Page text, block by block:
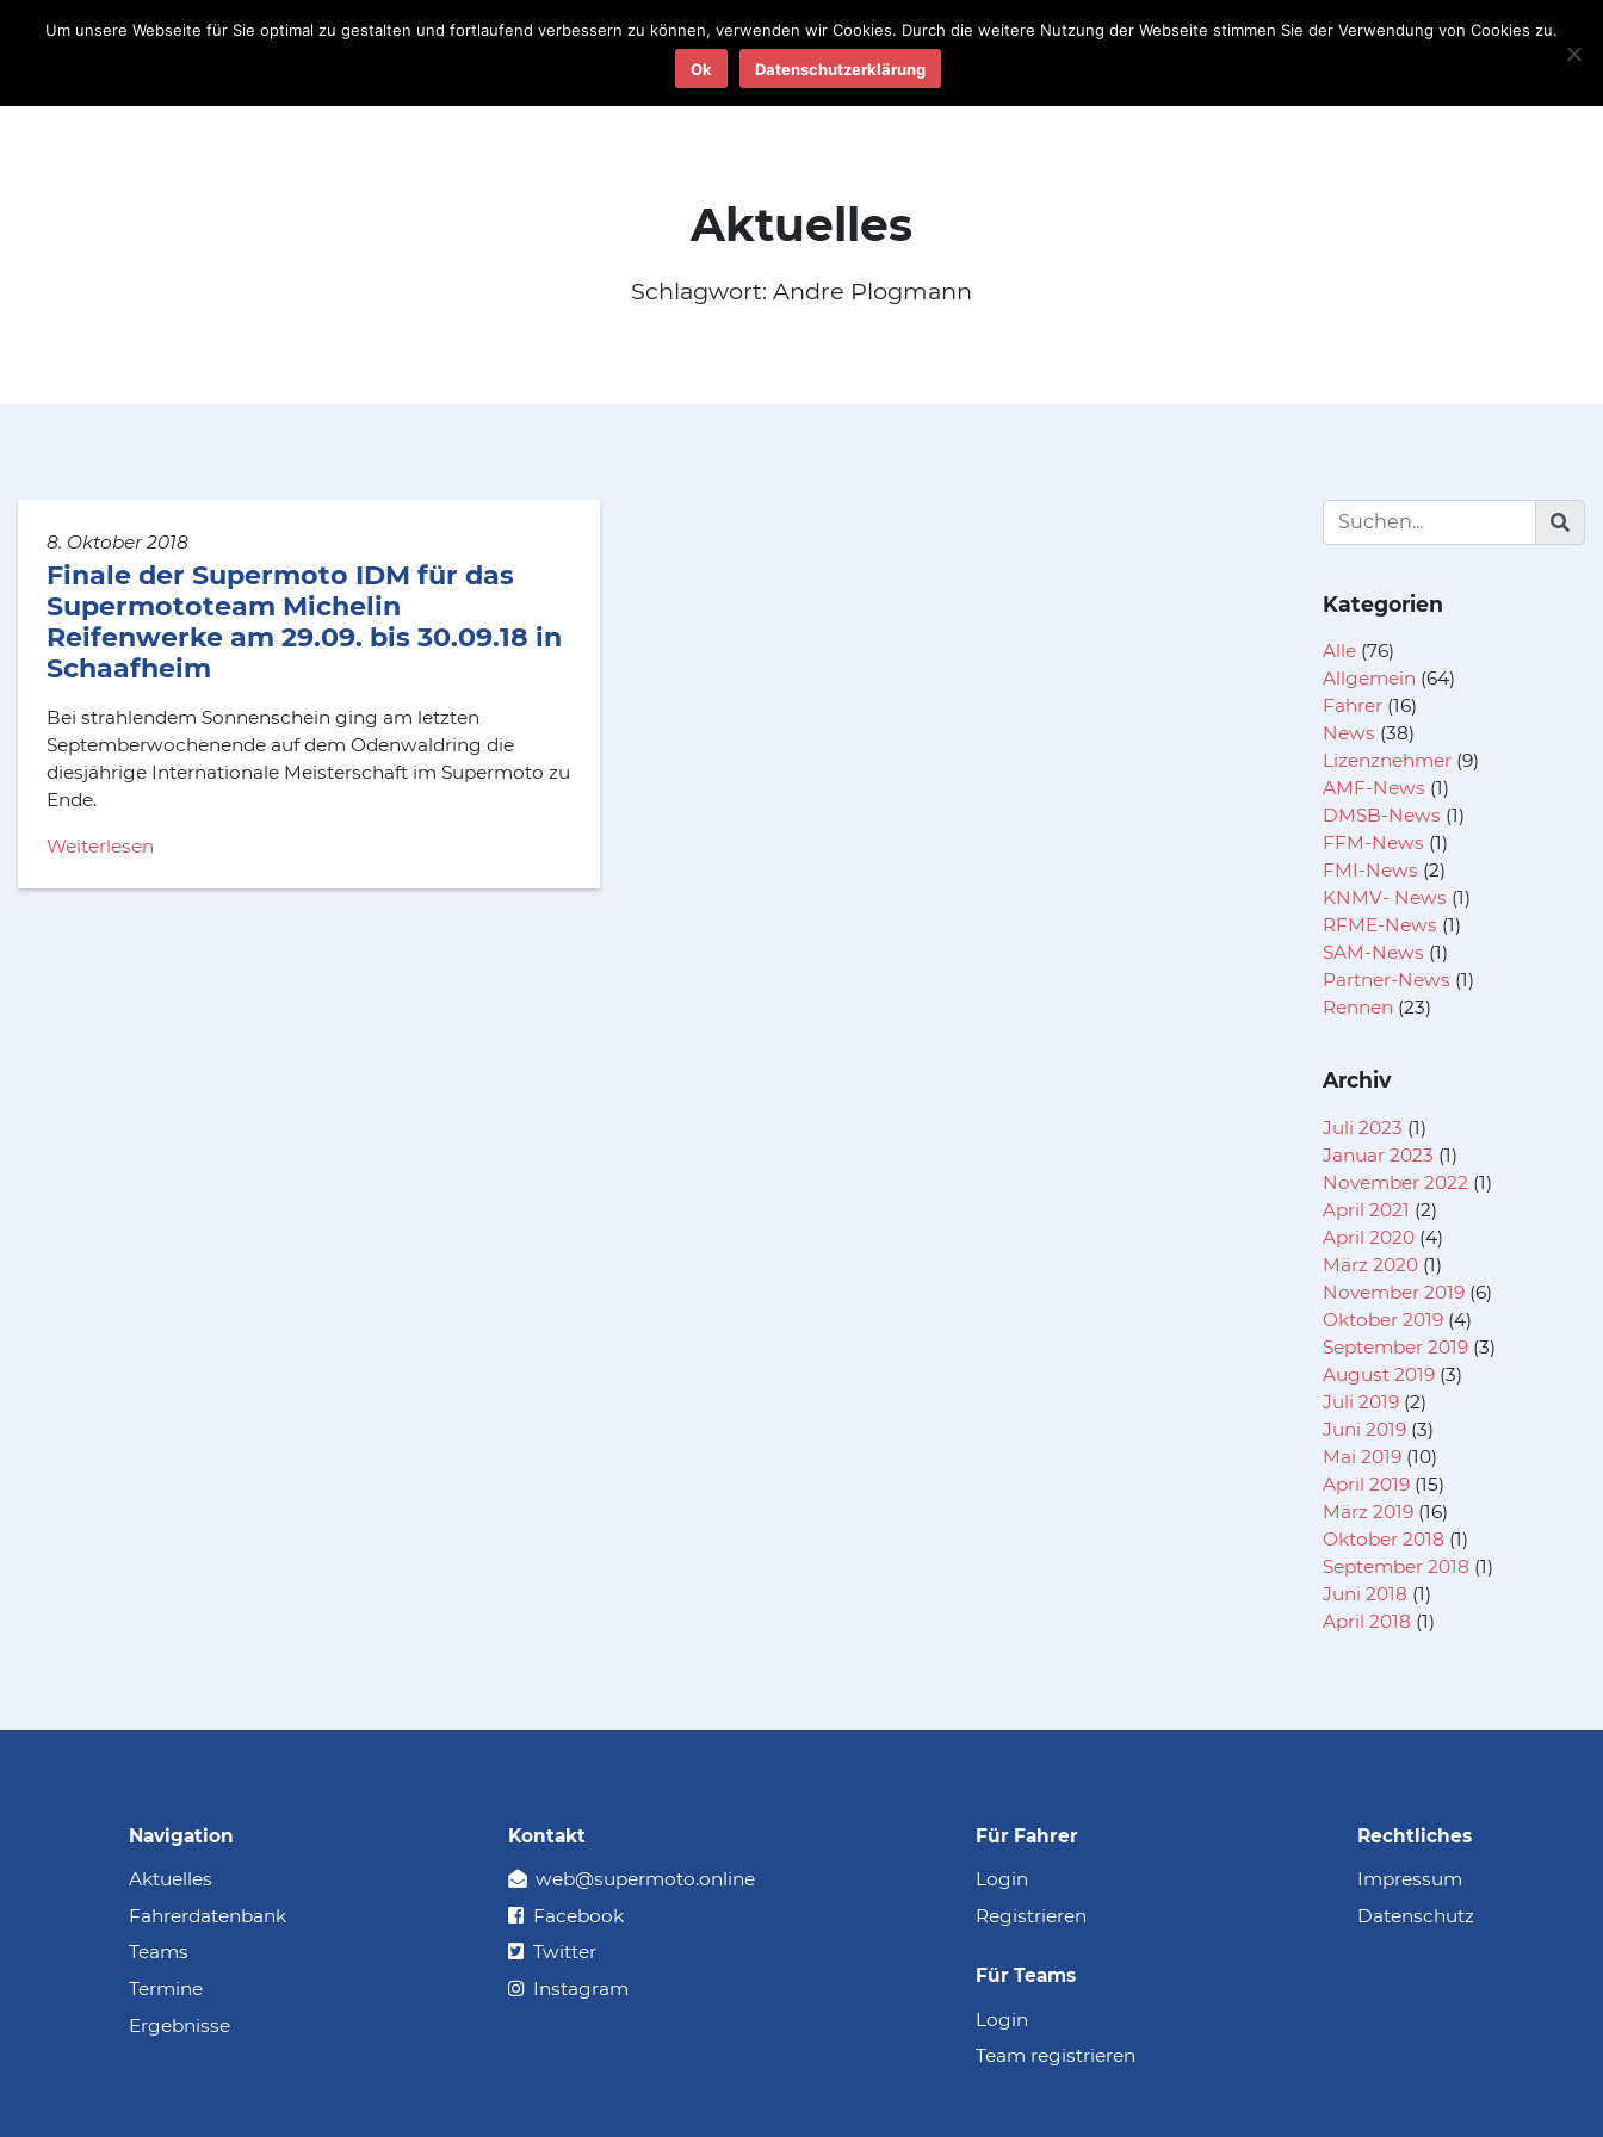
Termine
2025
Ergebnisse
2025
Aktuelles
Schlagwort: Andre Plogmann
8. Oktober 2018
Finale der Supermoto IDM für das
Supermototeam Michelin
Reifenwerke am 29.09. bis 30.09.18 in
Schaafheim
Bei strahlendem Sonnenschein ging am letzten
Septemberwochenende auf dem Odenwaldring die
diesjährige Internationale Meisterschaft im Supermoto zu
Ende.
Weiterlesen
Kategorien
Alle (76)
Allgemein (64)
Fahrer (16)
News (38)
Lizenznehmer (9)
AMF-News (1)
DMSB-News (1)
FFM-News (1)
FMI-News (2)
KNMV- News (1)
RFME-News (1)
SAM-News (1)
Partner-News (1)
Rennen (23)
Archiv
Juli 2023 (1)
Januar 2023 (1)
November 2022 (1)
April 2021 (2)
April 2020 (4)
März 2020 (1)
November 2019 (6)
Oktober 2019 (4)
September 2019 (3)
August 2019 (3)
Juli 2019 (2)
Juni 2019 (3)
Mai 2019 (10)
April 2019 (15)
März 2019 (16)
Oktober 2018 (1)
September 2018 (1)
Juni 2018 (1)
April 2018 (1)
Navigation
Aktuelles
Fahrerdatenbank
Teams
Termine
Ergebnisse
Kontakt
web@supermoto.online
Facebook
Twitter
Instagram
Für Fahrer
Login
Registrieren
Für Teams
Login
Team registrieren
Rechtliches
Impressum
Datenschutz
Um unsere Webseite für Sie optimal zu gestalten und fortlaufend verbessern zu können, verwenden wir Cookies. Durch die weitere Nutzung der Webseite stimmen Sie der Verwendung von Cookies zu.
Ok Datenschutzerklärung